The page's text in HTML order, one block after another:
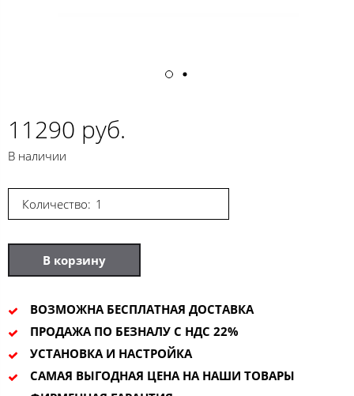
11290 руб.
В наличии
Количество:
В корзину
ВОЗМОЖНА БЕСПЛАТНАЯ ДОСТАВКА
ПРОДАЖА ПО БЕЗНАЛУ С НДС 22%
УСТАНОВКА И НАСТРОЙКА
САМАЯ ВЫГОДНАЯ ЦЕНА НА НАШИ ТОВАРЫ